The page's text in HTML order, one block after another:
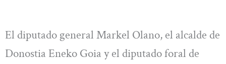
El diputado general Markel Olano, el alcalde de
Donostia Eneko Goia y el diputado foral de